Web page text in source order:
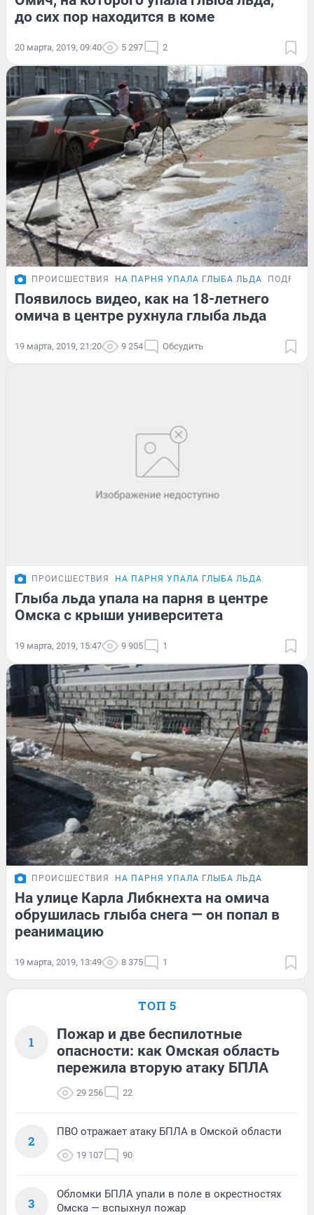
до сих пор находится в коме
20 марта, 2019, 09:40 5 297 2
ПРОИСШЕСТВИЯ НА ПАРНЯ УПАЛА ГЛЫБА ЛЬДА
Появилось видео, как на 18-летнего
омича в центре рухнула глыба льда
19 марта, 2019, 21:20 9 254 Обсудить
ПРОИСШЕСТВИЯ НА ПАРНЯ УПАЛА ГЛЫБА ЛЬДА
Глыба льда упала на парня в центре
Омска с крыши университета
19 марта, 2019, 15:47 9 905 1
ПРОИСШЕСТВИЯ НА ПАРНЯ УПАЛА ГЛЫБА ЛЬДА
На улице Карла Либкнехта на омича
обрушилась глыба снега — он попал в
реанимацию
19 марта, 2019, 13:49 8 375 1
ТОП 5
1
Пожар и две беспилотные
опасности: как Омская область
пережила вторую атаку БПЛА
29 256 22
2
ПВО отражает атаку БПЛА в Омской области
19 107 90
3
Обломки БПЛА упали в поле в окрестностях
Омска — вспыхнул пожар